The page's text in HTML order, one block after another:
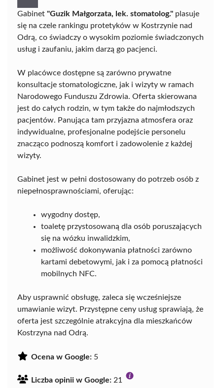
Gabinet "Guzik Małgorzata, lek. stomatolog." plasuje
się na czele rankingu protetyków w Kostrzynie nad
Odrą, co świadczy o wysokim poziomie świadczonych
usług i zaufaniu, jakim darzą go pacjenci.
W placówce dostępne są zarówno prywatne
konsultacje stomatologiczne, jak i wizyty w ramach
Narodowego Funduszu Zdrowia. Oferta skierowana
jest do całych rodzin, w tym także do najmłodszych
pacjentów. Panująca tam przyjazna atmosfera oraz
indywidualne, profesjonalne podejście personelu
znacząco podnoszą komfort i zadowolenie z każdej
wizyty.
Gabinet jest w pełni dostosowany do potrzeb osób z
niepełnosprawnościami, oferując:
wygodny dostęp,
toaletę przystosowaną dla osób poruszających
się na wózku inwalidzkim,
możliwość dokonywania płatności zarówno
kartami debetowymi, jak i za pomocą płatności
mobilnych NFC.
Aby usprawnić obsługę, zaleca się wcześniejsze
umawianie wizyt. Przystępne ceny usług sprawiają, że
oferta jest szczególnie atrakcyjna dla mieszkańców
Kostrzyna nad Odrą.
Ocena w Google: 5
Liczba opinii w Google: 21